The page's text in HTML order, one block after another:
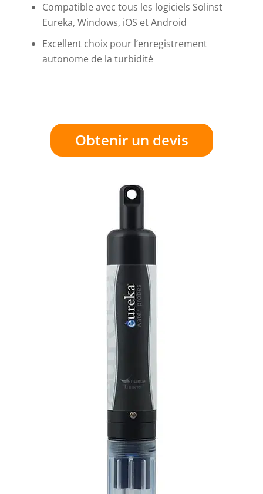
Compatible avec tous les logiciels Solinst
Eureka, Windows, iOS et Android
Excellent choix pour l’enregistrement
autonome de la turbidité
Obtenir un devis